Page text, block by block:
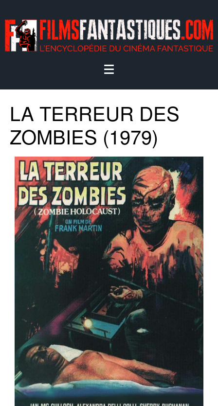
LA TERREUR DES
ZOMBIES (1979)